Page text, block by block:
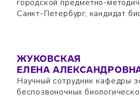
городской предметно-
Санкт-Петербург, кандидат
ЖУКОВСКАЯ
ЕЛЕНА
Научный сотрудник кафедры
беспозвоночных